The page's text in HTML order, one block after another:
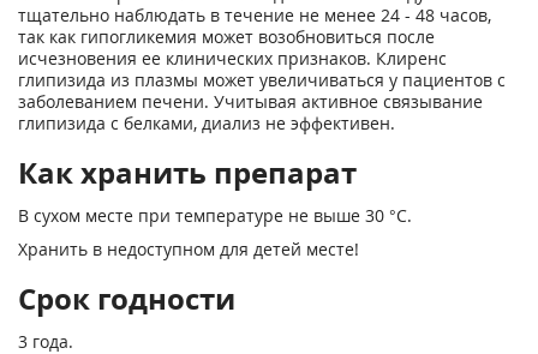
тщательно наблюдать в течение не менее 24 - 48 часов,
так как гипогликемия может возобновиться после
исчезновения ее клинических признаков. Клиренс
глипизида из плазмы может увеличиваться у пациентов с
заболеванием печени. Учитывая активное связывание
глипизида с белками, диализ не эффективен.
Как хранить препарат
В сухом месте при температуре не выше 30 °С.
Хранить в недоступном для детей месте!
Срок годности
3 года.